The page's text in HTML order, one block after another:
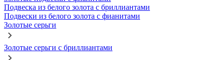
Подвеска из белого золота с бриллиантами
Подвески из белого золота с фианитами
Золотые серьги
Золотые серьги с бриллиантами